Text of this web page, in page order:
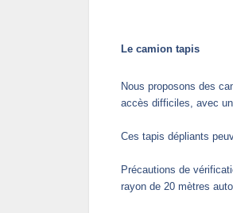
Le camion tapis
Nous proposons des
accès difficiles, avec
Ces tapis dépliants
Précautions de
rayon de 20 mètres